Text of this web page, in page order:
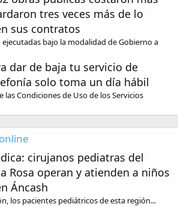
tres veces más de lo
sus contratos
bajo la modalidad de Gobierno a
dar de baja tu servicio de
solo toma un día hábil
las Condiciones de Uso de los Servicios
cirujanos pediatras del
Rosa operan y atienden a niños
Áncash
los pacientes pediátricos de esta región...